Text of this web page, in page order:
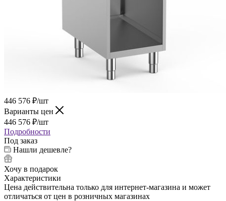
446 576 ₽/шт
Варианты цен
446 576 ₽/шт
Подробности
Под заказ
Нашли дешевле?
Хочу в подарок
Характеристики
Цена действительна только для интернет-магазина и может
отличаться от цен в розничных магазинах